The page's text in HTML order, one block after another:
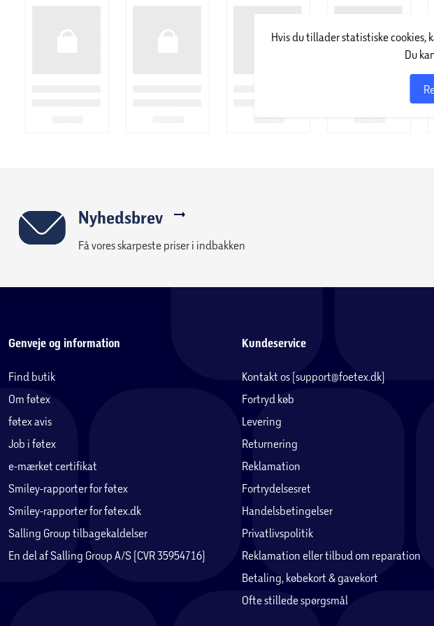
(2700 – 6500K). LED-pærerne kan også dæmpes, så belysningen passer til både hygge
Multicolor (RGBW) giver mulighed for farveindstilling med over 16 mio. selvvalgte farver
LEDVANCE SMART+ sortimentet er bredt og indeholder blandt andet LED-pærer, LED-
sensorer og plugs. Du kan få produkter til indendørs brug og produkter som kan tåle at
og andre automatiseringer – det er nemt og kun fantasien sætter grænser.
SMART+ WiFi kræver ingen gateway, men kommunikerer nemt via din trådløse WiFi-
stemmestyres via Google Assistant, Amazon Alexa. Du kan også styre SMART+ WiFi
Hvis du tillader statistiske cookies,
Du
Nyhedsbrev
Få vores skarpeste priser i indbakken
Genveje og information
Find butik
Om føtex
føtex avis
Job i føtex
e-mærket certifikat
Smiley-rapporter for føtex
Smiley-rapporter for føtex.dk
Salling Group tilbagekaldelser
En del af Salling Group A/S (CVR 35954716)
Kundeservice
Kontakt os (support@foetex.dk)
Fortryd køb
Levering
Returnering
Reklamation
Fortrydelsesret
Handelsbetingelser
Privatlivspolitik
Reklamation eller tilbud om reparation
Betaling, købekort & gavekort
Ofte stillede spørgsmål